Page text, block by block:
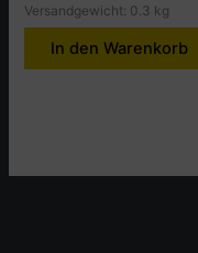
Versandgewicht: 0.3 kg
In den Warenkorb